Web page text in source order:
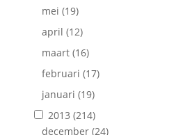
mei (19)
april (12)
maart(16)
februari (17)
januari (19)
2013 (214)
december(24)